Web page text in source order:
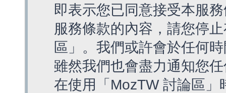
即表示您已同意接受本服
服務條款的內容，請您停
區」。我們或許會於任何
雖然我們也會盡力通知您
在使用「MozTW 討論區